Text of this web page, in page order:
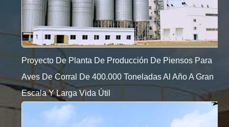
Proyecto De Planta De Producción De Piensos Para
Aves De Corral De 400.000 Toneladas Al Año A Gran
Escala Y Larga Vida Útil